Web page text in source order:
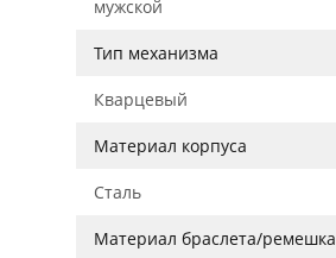
мужской
Тип механизма
Кварцевый
Материал корпуса
Сталь
Материал браслета/ремешка